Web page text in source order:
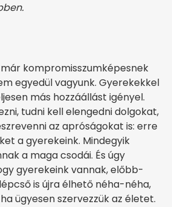
kompromisszumképesnek
egyedül vagyunk. Gyerekekkel
más hozzáállást igényel.
tudni kell elengedni dolgokat,
az apróságokat is: erre
a gyerekeink. Mindegyik
a maga csodái. És úgy
gyerekeink vannak, előbb-
is újra élhető néha-néha,
ügyesen szervezzük az életet.